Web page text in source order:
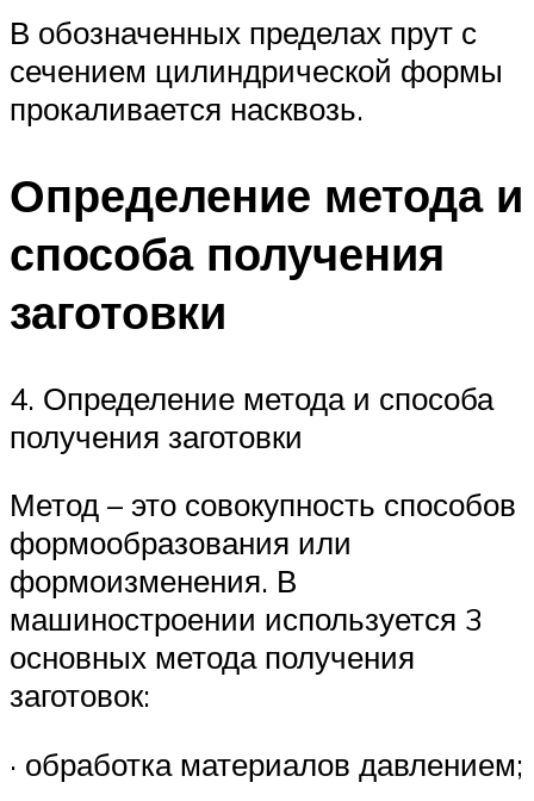
В обозначенных пределах прут с
сечением цилиндрической формы
прокаливается насквозь.
Определение метода и
способа получения
заготовки
4. Определение метода и способа
получения заготовки
Метод – это совокупность способов
формообразования или
формоизменения. В
машиностроении используется 3
основных метода получения
заготовок:
· обработка материалов давлением;